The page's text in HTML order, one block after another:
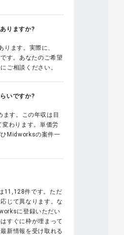
りますか?
ます。実際に、
す。あなたのご希望
ご相談ください。
いですか?
す。この年収は目
わります。単価労
Midworksの案件一
11,128件です。ただ
じて異なります。な
に登録いただい
すぐに枠が埋まって
新情報を受け取れる